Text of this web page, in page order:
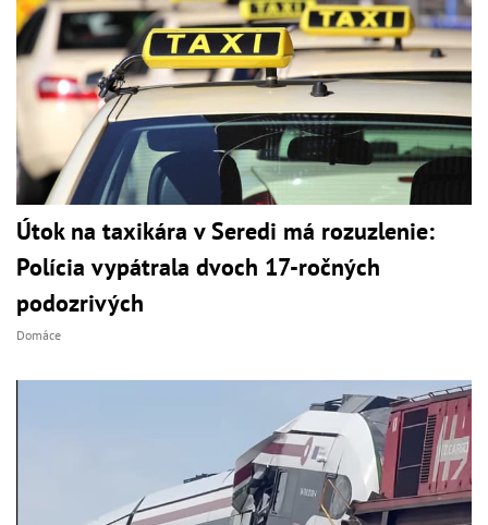
Útok na taxikára v Seredi má rozuzlenie:
Polícia vypátrala dvoch 17-ročných
podozrivých
Domáce